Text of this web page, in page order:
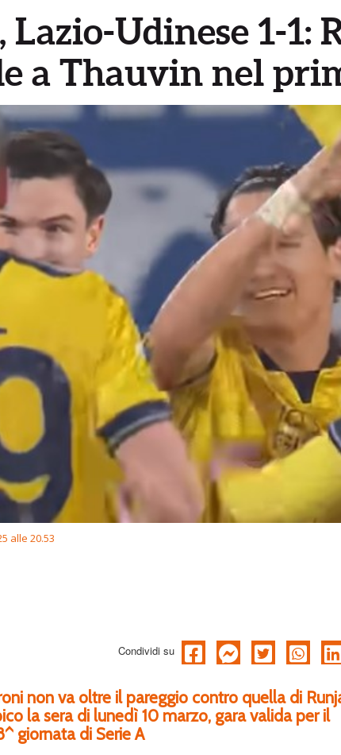
Lazio-Udinese 1-1:
a Thauvin nel
alle 20.53
Condividi su
non va oltre il pareggio contro quella di
la sera di lunedì 10 marzo, gara valida per il
giornata di Serie A